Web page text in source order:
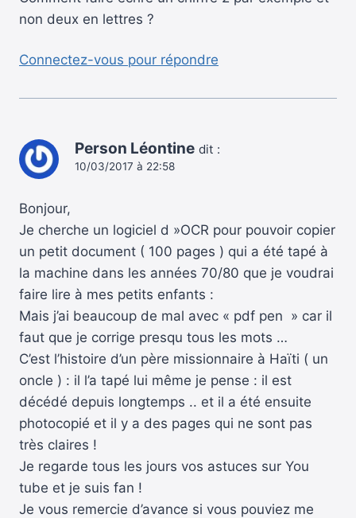
non deux en lettres ?
Connectez-vous pour répondre
Person Léontine dit :
10/03/2017 à 22:58
Bonjour,
Je cherche un logiciel d »OCR pour pouvoir copier
un petit document ( 100 pages ) qui a été tapé à
la machine dans les années 70/80 que je voudrai
faire lire à mes petits enfants :
Mais j’ai beaucoup de mal avec « pdf pen » car il
faut que je corrige presqu tous les mots …
C’est l’histoire d’un père missionnaire à Haïti ( un
oncle ) : il l’a tapé lui même je pense : il est
décédé depuis longtemps .. et il a été ensuite
photocopié et il y a des pages qui ne sont pas
très claires !
Je regarde tous les jours vos astuces sur You
tube et je suis fan !
Je vous remercie d’avance si vous pouviez me